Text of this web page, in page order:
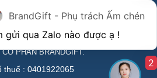
CỔ PHẦN BRANDGIFT.
thuế : 0401922065
BrandGift - Phụ trách Ấm chén
2